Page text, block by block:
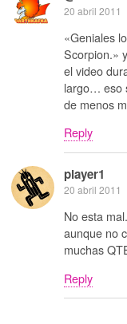
20 abril 2011
«Geniales
Scorpion.»
el video
largo… eso
de menos
Reply
player1
20 abril 2011
No esta
aunque no
muchas
Reply